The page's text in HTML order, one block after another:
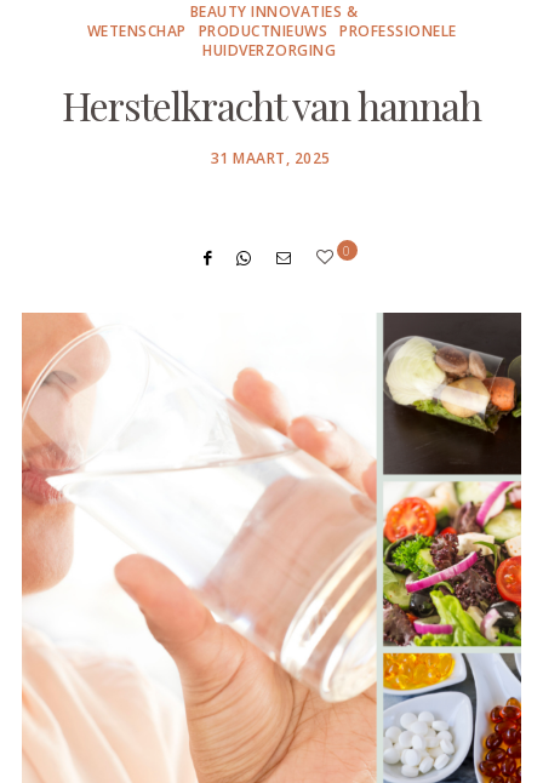
BEAUTY INNOVATIES &
WETENSCHAP
PRODUCTNIEUWS
PROFESSIONELE
HUIDVERZORGING
Herstelkracht van hannah
POSTED
31 MAART, 2025
0